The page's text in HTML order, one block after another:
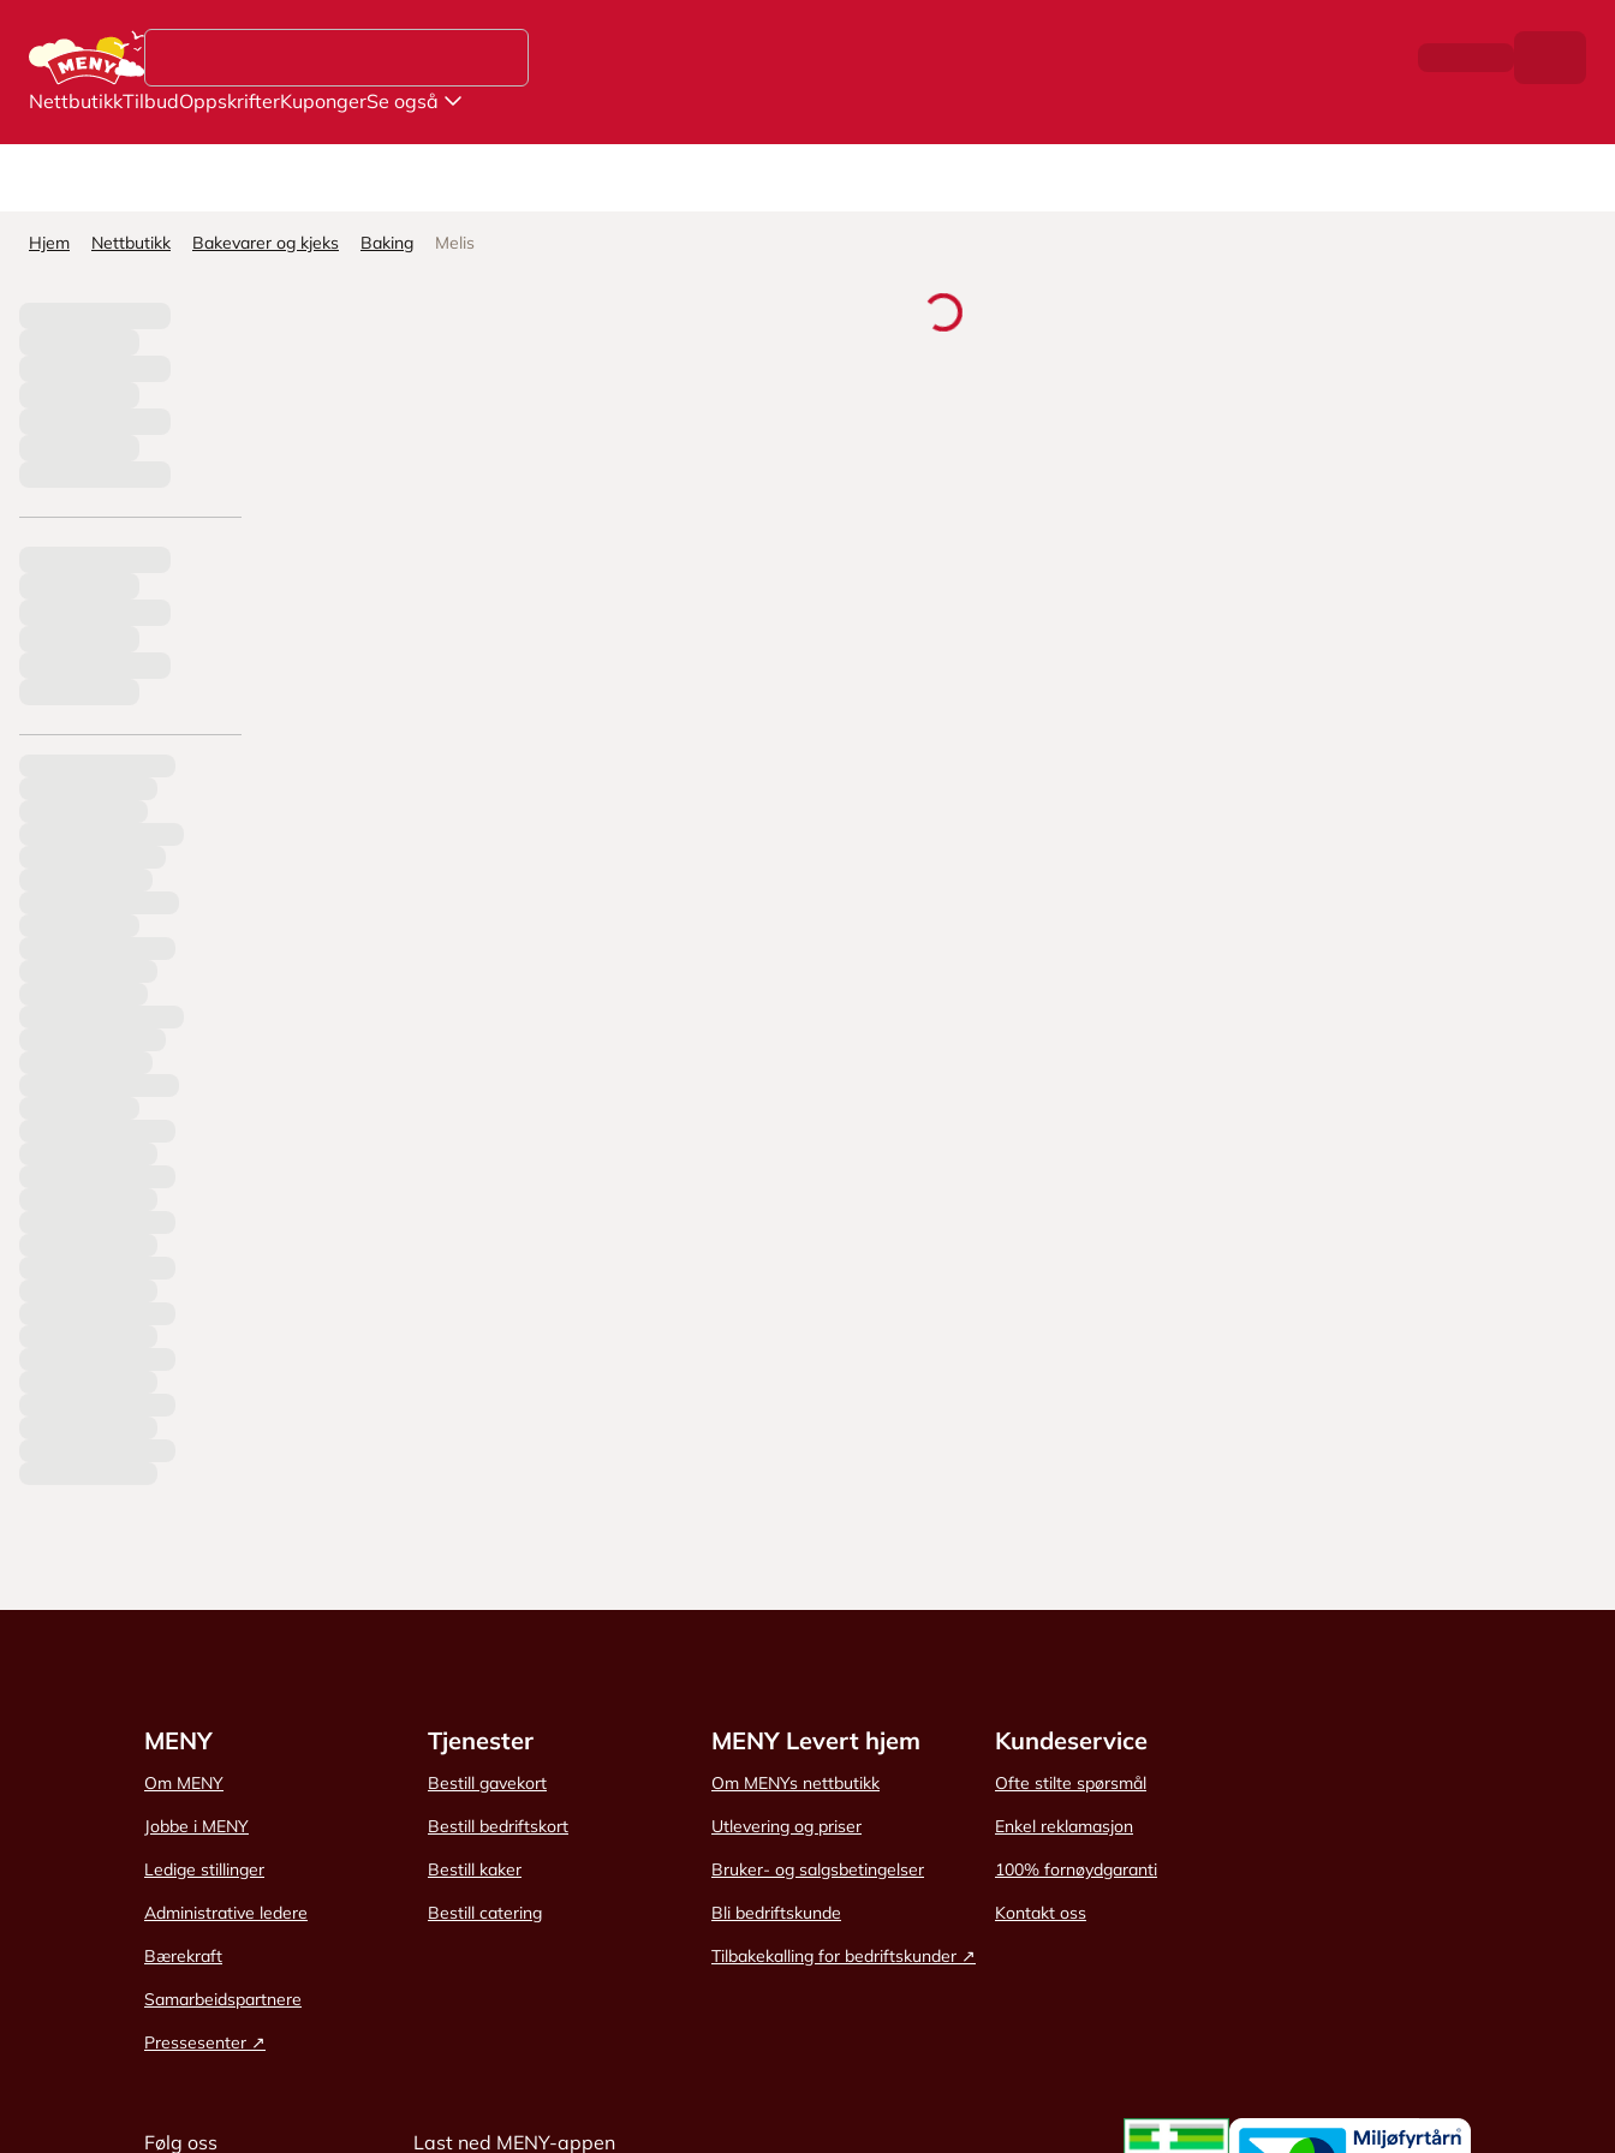
NettbutikkTilbudOppskrifterKupongerSe også
Hjem Nettbutikk Bakevarer og kjeks Baking Melis
MENY
Om MENY
Jobbe i MENY
Ledige stillinger
Administrative ledere
Bærekraft
Samarbeidspartnere
Pressesenter ↗
Tjenester
Bestill gavekort
Bestill bedriftskort
Bestill kaker
Bestill catering
MENY Levert hjem
Om MENYs nettbutikk
Utlevering og priser
Bruker- og salgsbetingelser
Bli bedriftskunde
Tilbakekalling for bedriftskunder ↗
Kundeservice
Ofte stilte spørsmål
Enkel reklamasjon
100% fornøydgaranti
Kontakt oss
Følg oss Last ned MENY-appen